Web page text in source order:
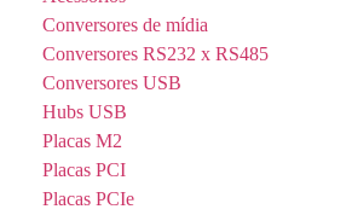
Conversores de mídia
Conversores RS232 x RS485
Conversores USB
Hubs USB
Placas M2
Placas PCI
Placas PCIe